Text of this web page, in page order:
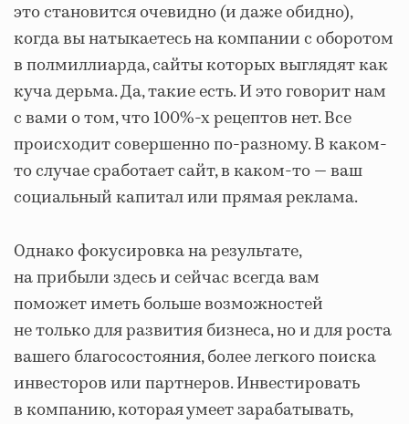
это становится очевидно (и даже обидно),
когда вы натыкаетесь на компании с оборотом
в полмиллиарда, сайты которых выглядят как
куча дерьма. Да, такие есть. И это говорит нам
с вами о том, что 100%-х рецептов нет. Все
происходит совершенно по-разному. В каком-
то случае сработает сайт, в каком-то — ваш
социальный капитал или прямая реклама.
Однако фокусировка на результате,
на прибыли здесь и сейчас всегда вам
поможет иметь больше возможностей
не только для развития бизнеса, но и для роста
вашего благосостояния, более легкого поиска
инвесторов или партнеров. Инвестировать
в компанию, которая умеет зарабатывать,